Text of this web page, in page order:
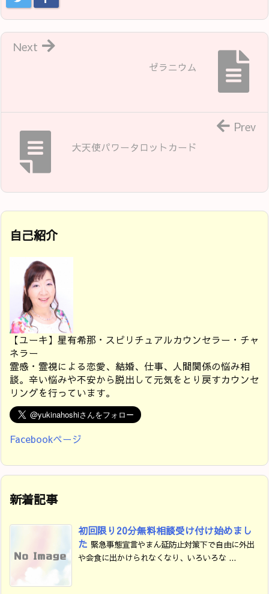
ゼラニウム
Next
大天使パワータロットカード
Prev
自己紹介
【ユーキ】星有希那・スピリチュアルカウンセラー・チャ
ネラー
霊感・霊視による恋愛、結婚、仕事、人間関係の悩み相
談。辛い悩みや不安から脱出して元気をとり戻すカウンセ
リングを行っています。
Facebookページ
新着記事
初回限り20分無料相談受け付け始めまし
た 緊急事態宣言やまん延防止対策下で自由に外出
や会食に出かけられなくなり、いろいろな ...